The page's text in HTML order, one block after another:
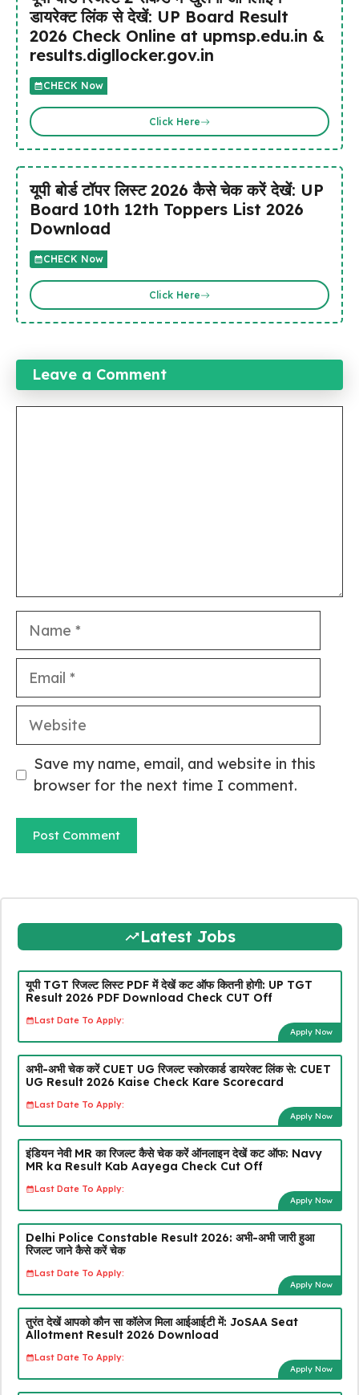
डायरेक्ट लिंक से देखें: UP Board Result
2026 Check Online at upmsp.edu.in &
results.digllocker.gov.in
CHECK Now
Click Here
यूपी बोर्ड टॉपर लिस्ट 2026 कैसे चेक करें देखें: UP
Board 10th 12th Toppers List 2026
Download
CHECK Now
Click Here
Leave a Comment
Name
Email
Website
Save my name, email, and website in this
browser for the next time I comment.
Latest Jobs
यूपी TGT रिजल्ट लिस्ट PDF में देखें कट ऑफ कितनी होगी: UP TGT
Result 2026 PDF Download Check CUT Off
Last Date To Apply:
Apply Now
अभी-अभी चेक करें CUET UG रिजल्ट स्कोरकार्ड डायरेक्ट लिंक से: CUET
UG Result 2026 Kaise Check Kare Scorecard
Last Date To Apply:
Apply Now
इंडियन नेवी MR का रिजल्ट कैसे चेक करें ऑनलाइन देखें कट ऑफ: Navy
MR ka Result Kab Aayega Check Cut Off
Last Date To Apply:
Apply Now
Delhi Police Constable Result 2026: अभी-अभी जारी हुआ
रिजल्ट जाने कैसे करें चेक
Last Date To Apply:
Apply Now
तुरंत देखें आपको कौन सा कॉलेज मिला आईआईटी में: JoSAA Seat
Allotment Result 2026 Download
Last Date To Apply:
Apply Now